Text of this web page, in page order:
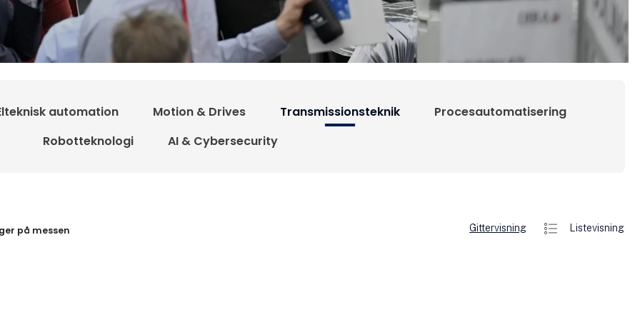
automation Motion & Drives Transmissionsteknik
Procesautomatisering
Robotteknologi
AI & Cybersecurity
på messen Gittervisning Listevisning